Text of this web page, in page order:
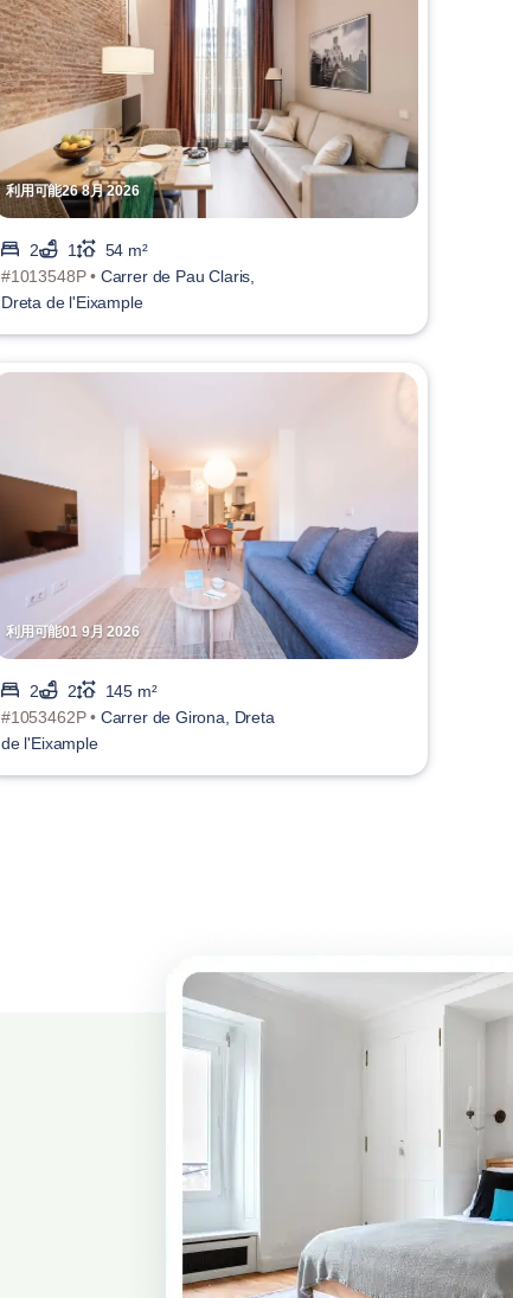
利用可能26 8月 2026
2 1
54 m²
#1013548P • Carrer de Pau Claris,
Dreta de l'Eixample
利用可能01 9月 2026
2 2
145 m²
#1053462P • Carrer de Girona, Dreta
de l'Eixample